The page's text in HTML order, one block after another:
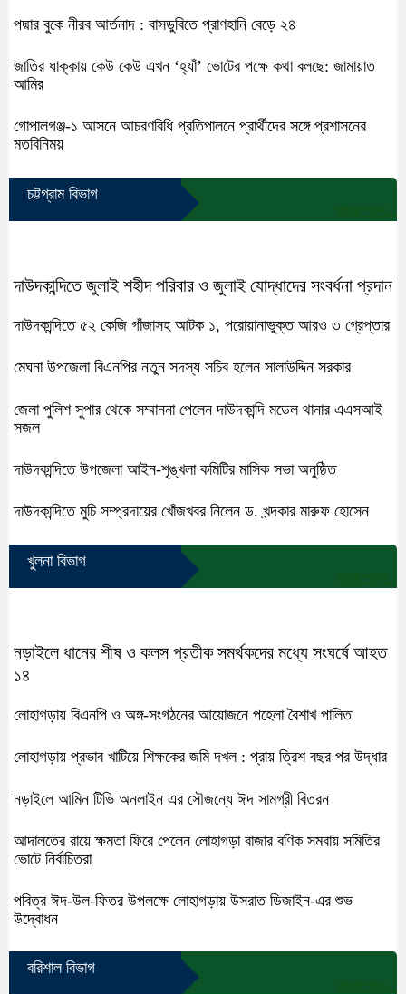
পদ্মার বুকে নীরব আর্তনাদ : বাসডুবিতে প্রাণহানি বেড়ে ২৪
জাতির ধাক্কায় কেউ কেউ এখন ‘হ্যাঁ’ ভোটের পক্ষে কথা বলছে: জামায়াত
আমির
গোপালগঞ্জ-১ আসনে আচরণবিধি প্রতিপালনে প্রার্থীদের সঙ্গে প্রশাসনের
মতবিনিময়
আরো পড়ুন...
চট্টগ্রাম বিভাগ
দাউদকান্দিতে জুলাই শহীদ পরিবার ও জুলাই যোদ্ধাদের সংবর্ধনা প্রদান
দাউদকান্দিতে ৫২ কেজি গাঁজাসহ আটক ১, পরোয়ানাভুক্ত আরও ৩ গ্রেপ্তার
মেঘনা উপজেলা বিএনপির নতুন সদস্য সচিব হলেন সালাউদ্দিন সরকার
জেলা পুলিশ সুপার থেকে সম্মাননা পেলেন দাউদকান্দি মডেল থানার এএসআই
সজল
দাউদকান্দিতে উপজেলা আইন-শৃঙ্খলা কমিটির মাসিক সভা অনুষ্ঠিত
দাউদকান্দিতে মুচি সম্প্রদায়ের খোঁজখবর নিলেন ড. খন্দকার মারুফ হোসেন
আরো পড়ুন...
খুলনা বিভাগ
নড়াইলে ধানের শীষ ও কলস প্রতীক সমর্থকদের মধ্যে সংঘর্ষে আহত
১৪
লোহাগড়ায় বিএনপি ও অঙ্গ-সংগঠনের আয়োজনে পহেলা বৈশাখ পালিত
লোহাগড়ায় প্রভাব খাটিয়ে শিক্ষকের জমি দখল : প্রায় ত্রিশ বছর পর উদ্ধার
নড়াইলে আমিন টিভি অনলাইন এর সৌজন্যে ঈদ সামগ্রী বিতরন
আদালতের রায়ে ক্ষমতা ফিরে পেলেন লোহাগড়া বাজার বণিক সমবায় সমিতির
ভোটে নির্বাচিতরা
পবিত্র ঈদ-উল-ফিতর উপলক্ষে লোহাগড়ায় উসরাত ডিজাইন-এর শুভ
উদ্বোধন
আরো পড়ুন...
বরিশাল বিভাগ